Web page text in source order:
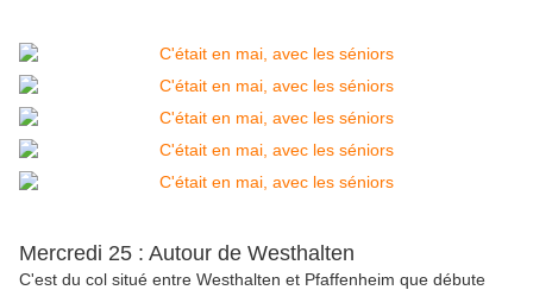
Mercredi 25 : Autour de Westhalten
C'est du col situé entre Westhalten et Pfaffenheim que débute